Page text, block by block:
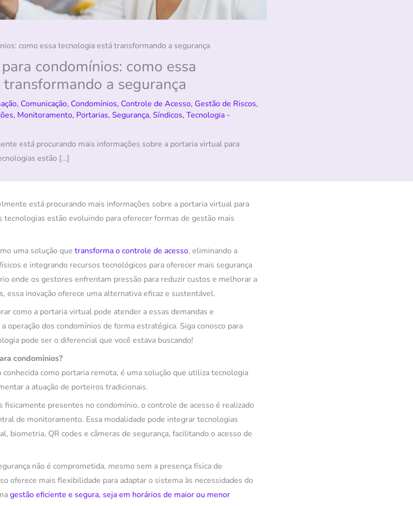
como essa tecnologia está transformando a segurança
condomínios: como essa
a segurança
, Comunicação, Condomínios, Controle de Acesso, Gestão de Riscos,
, Monitoramento, Portarias, Segurança, Síndicos, Tecnologia -
está procurando mais informações sobre a portaria virtual para
estão […]
está procurando mais informações sobre a portaria virtual para
tecnologias estão evoluindo para oferecer formas de gestão mais
uma solução que transforma o controle de acesso, eliminando a
e integrando recursos tecnológicos para oferecer mais segurança
onde os gestores enfrentam pressão para reduzir custos e melhorar a
essa inovação oferece uma alternativa eficaz e sustentável.
como a portaria virtual pode atender a essas demandas e
operação dos condomínios de forma estratégica. Siga conosco para
pode ser o diferencial que você estava buscando!
condomínios?
como portaria remota, é uma solução que utiliza tecnologia
a atuação de porteiros tradicionais.
fisicamente presentes no condomínio, o controle de acesso é realizado
de monitoramento. Essa modalidade pode integrar tecnologias
biometria, QR codes e câmeras de segurança, facilitando o acesso de
não é comprometida, mesmo sem a presença física de
oferece mais flexibilidade para adaptar o sistema às necessidades do
gestão eficiente e segura, seja em horários de maior ou menor